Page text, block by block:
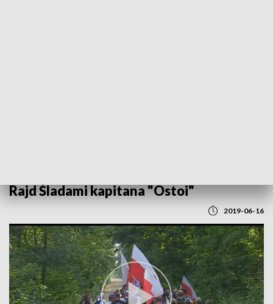
Rajd Śladami kapitana "Ostoi"
2019-06-16